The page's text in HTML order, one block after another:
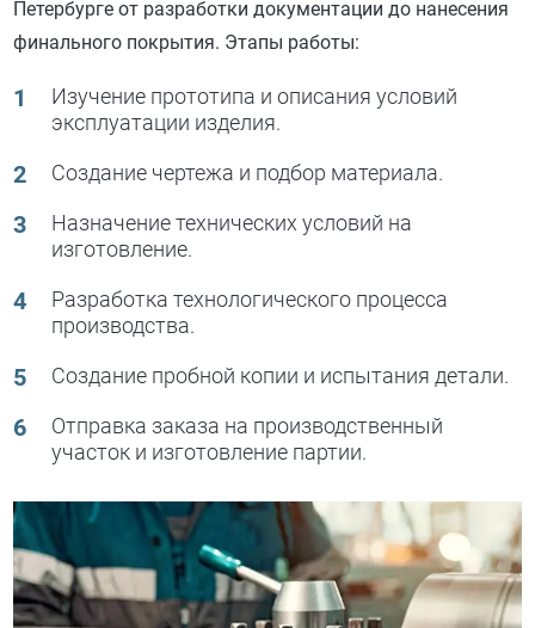
Петербурге от разработки документации до нанесения
финального покрытия. Этапы работы:
Изучение прототипа и описания условий
эксплуатации изделия.
Создание чертежа и подбор материала.
Назначение технических условий на
изготовление.
Разработка технологического процесса
производства.
Создание пробной копии и испытания детали.
Отправка заказа на производственный
участок и изготовление партии.